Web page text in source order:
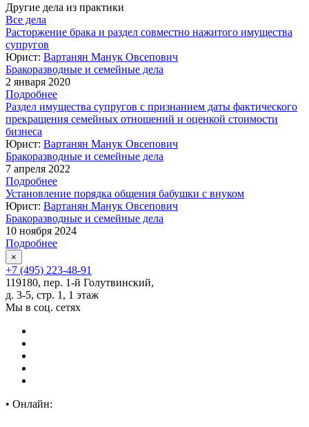
Другие дела из практики
Все дела
Расторжение брака и раздел совместно нажитого имущества
супругов
Юрист: Вартанян Манук Овсепович
Бракоразводные и семейные дела
2 января 2020
Подробнее
Раздел имущества супругов с признанием даты фактического
прекращения семейных отношений и оценкой стоимости
бизнеса
Юрист: Вартанян Манук Овсепович
Бракоразводные и семейные дела
7 апреля 2022
Подробнее
Установление порядка общения бабушки с внуком
Юрист: Вартанян Манук Овсепович
Бракоразводные и семейные дела
10 ноября 2024
Подробнее
×
+7 (495) 223-48-91
119180, пер. 1-й Голутвинский,
д. 3-5, стр. 1, 1 этаж
Мы в соц. сетях
• Онлайн: